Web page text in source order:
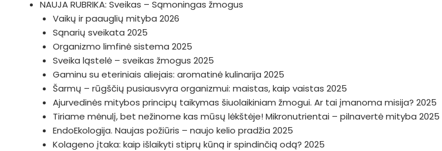
NAUJA RUBRIKA: Sveikas – Sąmoningas žmogus
Vaikų ir paauglių mityba 2026
Sąnarių sveikata 2025
Organizmo limfinė sistema 2025
Sveika ląstelė – sveikas žmogus 2025
Gaminu su eteriniais aliejais: aromatinė kulinarija 2025
Šarmų – rūgščių pusiausvyra organizmui: maistas, kaip vaistas 2025
Ajurvedinės mitybos principų taikymas šiuolaikiniam žmogui. Ar tai įmanoma misija? 2025
Tiriame mėnulį, bet nežinome kas mūsų lėkštėje! Mikronutrientai – pilnavertė mityba 2025
EndoEkologija. Naujas požiūris – naujo kelio pradžia 2025
Kolageno įtaka: kaip išlaikyti stiprų kūną ir spindinčią odą? 2025